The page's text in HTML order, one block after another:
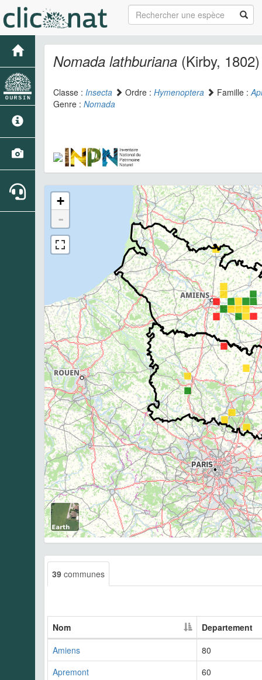
Nomada lathburiana (Kirby, 1802)
Classe : Insecta Ordre : Hymenoptera Famille :
Genre : Nomada
+
-
39 communes
Nom
Departement
Amiens
80
Apremont
60